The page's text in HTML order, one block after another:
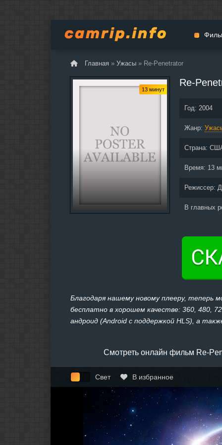
Главная » Ужасы » Re-Penetrator
13 минут
Re-
Год: 2004
Жанр:
Страна:
Время: 13
Режиссер:
В главных
Благодаря нашему новому плееру, теперь
бесплатно в хорошем качестве: 360, 480,
андроид (Android с поддержкой HLS), а
Смотреть онлайн фильм Re-
Свет В избранное
Драма